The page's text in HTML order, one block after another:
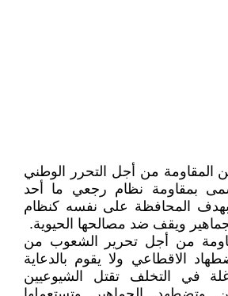
المقاومة من أجل التحرر الوطني
بمقاومة نظام رجعي ما أحد
بهدف المحافظة على نفسه كنظام
ويقف ضد مصالحها الحيوية.
من أجل تحرير الشعوب من
الاقطاعي ولا يقوم بالدعاية
في التخلف تقتل الشيوعيين